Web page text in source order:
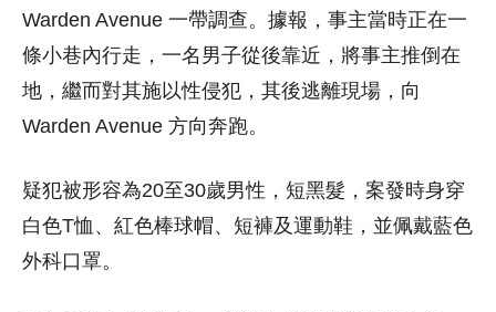
Warden Avenue 一帶調查。據報，事主當時正在一
條小巷內行走，一名男子從後靠近，將事主推倒在
地，繼而對其施以性侵犯，其後逃離現場，向
Warden Avenue 方向奔跑。
疑犯被形容為20至30歲男性，短黑髮，案發時身穿
白色T恤、紅色棒球帽、短褲及運動鞋，並佩戴藍色
外科口罩。